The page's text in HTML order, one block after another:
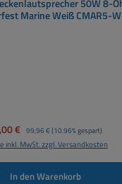
50W 8-Ohm
Marine Weiß CMAR5-W
€ Regulärer Preis:
99,96 € (10.96% gespart)
inkl. MwSt. zzgl. Versandkosten
In den Warenkorb